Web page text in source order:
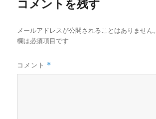
コメントを残す
メールアドレスが公開されることはありません。
欄は必須項目です
コメント *